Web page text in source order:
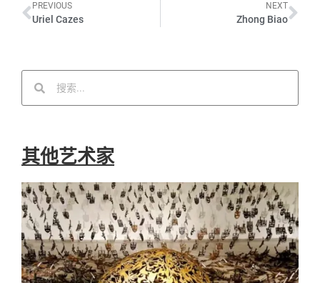
PREVIOUS
Uriel Cazes
NEXT
Zhong Biao
其他艺术家